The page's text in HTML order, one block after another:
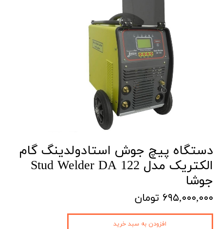
دستگاه پیچ جوش استادولدینگ گام
الکتریک مدل Stud Welder DA 122
جوشا
۶۹۵,۰۰۰,۰۰۰ تومان
افزودن به سبد خرید